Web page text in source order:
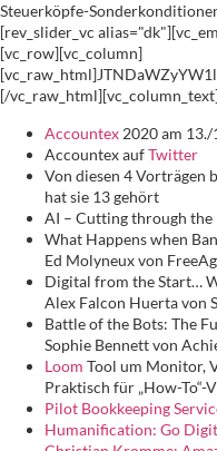
Steuerköpfe-
[rev_slider_vc
[vc_row][vc_column]
[/
Accountex 2020 am
Accountex aufTwitter
Von diesen 4 Vorträgen
hat sie 13 gehört
AI – Cutting through the
What Happens when
Ed Molyneux von
Digital from the Start…
Alex Falcon Huerta von
Battle of the Bots: The
Sophie Bennett von
Loom Tool um Monitor,
Praktisch für „How-To“-
Pilot Bookkeeping
Humanification: Go